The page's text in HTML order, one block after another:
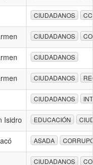
CIUDADANOS
CIUDADANOS
CIUDADANOS
CIUDADANOS
CIUDADANOS
Isidro EDUCACIÓN
ASADA
CIUDADANOS